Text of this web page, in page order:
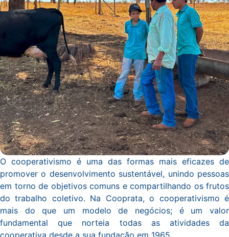
O cooperativismo é uma das formas mais eficazes de
promover o desenvolvimento sustentável, unindo pessoas
em torno de objetivos comuns e compartilhando os frutos
do trabalho coletivo. Na Cooprata, o cooperativismo é
mais do que um modelo de negócios; é um valor
fundamental que norteia todas as atividades da